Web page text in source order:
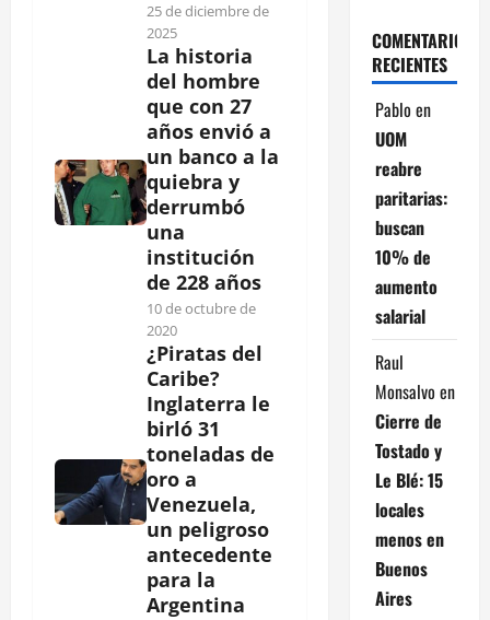
25 de diciembre de
2025
La historia
del hombre
que con 27
años envió a
un banco a la
quiebra y
derrumbó
una
institución
de 228 años
10 de octubre de
2020
¿Piratas del
Caribe?
Inglaterra le
birló 31
toneladas de
oro a
Venezuela,
un peligroso
antecedente
para la
Argentina
COMENTARIOS
RECIENTES
Pablo en
UOM
reabre
paritarias:
buscan
10% de
aumento
salarial
Raul
Monsalvo en
Cierre de
Tostado y
Le Blé: 15
locales
menos en
Buenos
Aires